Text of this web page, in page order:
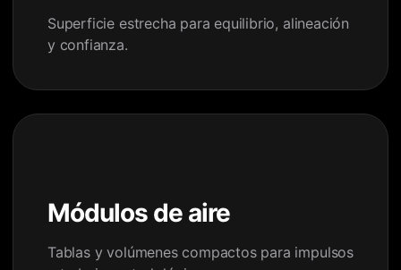
Superficie estrecha para equilibrio, alineación
y confianza.
Módulos de aire
Tablas y volúmenes compactos para impulsos